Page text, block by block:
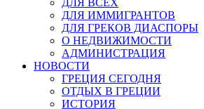
ДЛЯ ВСЕХ
ДЛЯ ИММИГРАНТОВ
ДЛЯ ГРЕКОВ ДИАСПОРЫ
О НЕДВИЖИМОСТИ
АДМИНИСТРАЦИЯ
НОВОСТИ
ГРЕЦИЯ СЕГОДНЯ
ОТДЫХ В ГРЕЦИИ
ИСТОРИЯ